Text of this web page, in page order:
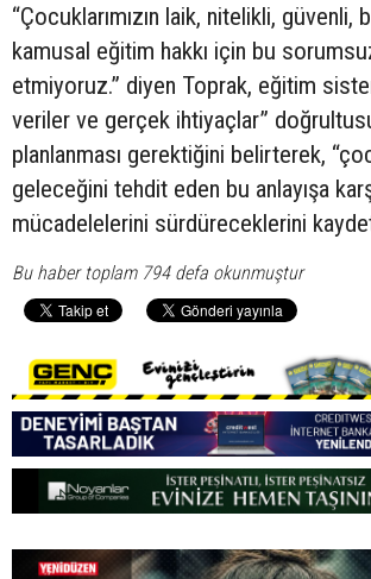
“Çocuklarımızın laik, nitelikli, güvenli,
kamusal eğitim hakkı için bu
etmiyoruz.” diyen Toprak, eğitim
veriler ve gerçek ihtiyaçlar”
planlanması gerektiğini belirterek,
geleceğini tehdit eden bu anlayışa
mücadelelerini sürdüreceklerini
Bu haber toplam 794 defa okunmuştur